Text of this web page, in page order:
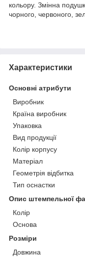
кольору. Змінна
чорного, червоного,
Характеристики
Основні атрибути
Виробник
Країна виробник
Упаковка
Вид продукції
Колір корпусу
Матеріал
Геометрія відбитка
Тип оснастки
Опис штемпельної
Колір
Основа
Розміри
Довжина